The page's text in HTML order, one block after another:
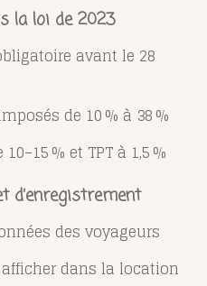
la loi de 2023
avant le 28
de 10 % à 38 %
% et TPT à 1,5 %
d’enregistrement
des voyageurs
dans la location